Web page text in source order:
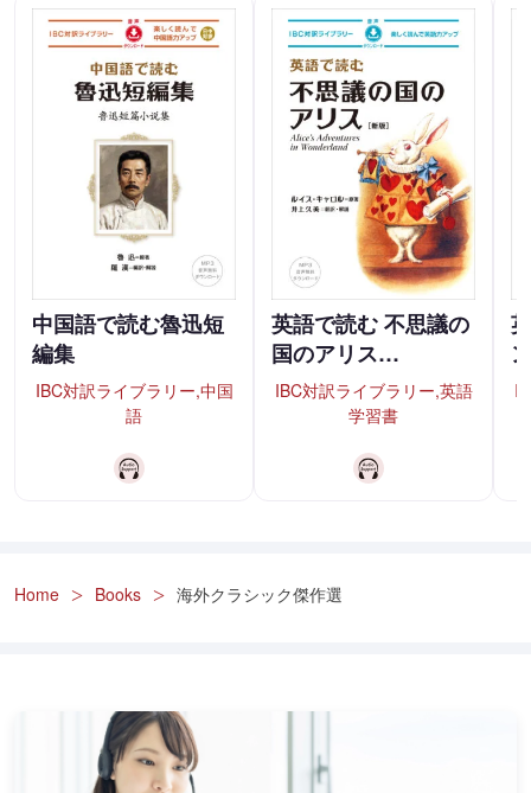
中国語で読む魯迅短
編集
IBC対訳ライブラリー,中国
語
英語で読む 不思議の
国のアリス…
IBC対訳ライブラリー,英語
学習書
Home Books 海外クラシック傑作選